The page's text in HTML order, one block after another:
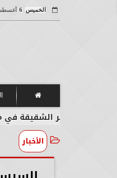
الخميس 6
الشقيقة في مواجهة
الأخبار